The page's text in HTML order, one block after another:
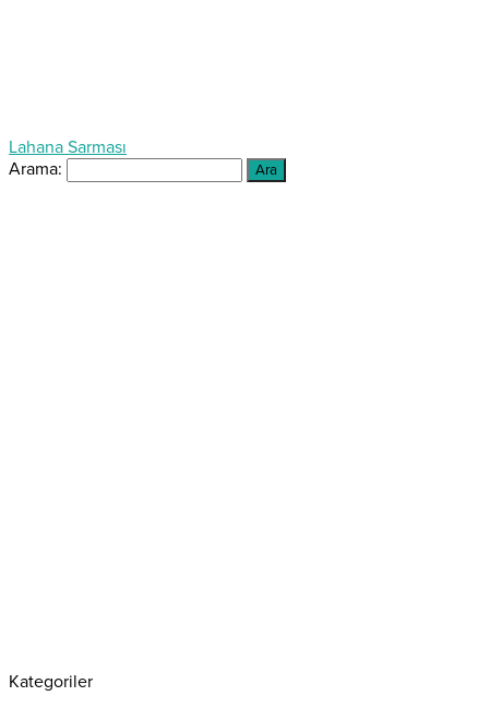
Lahana Sarması
Arama:
Kategoriler